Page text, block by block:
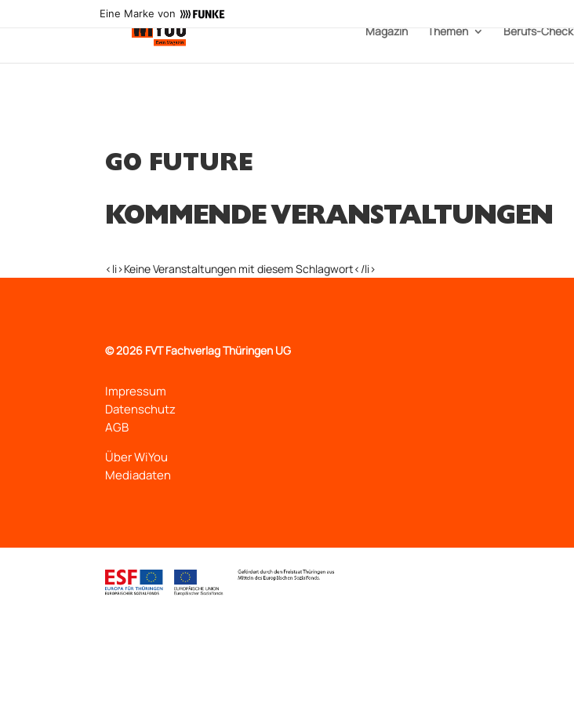
Eine Marke von
Magazin Themen Berufs-Check
GO FUTURE
KOMMENDE VERANSTALTUNGEN
<li>Keine Veranstaltungen mit diesem Schlagwort</li>
©2026 FVT Fachverlag Thüringen UG
Impressum
Datenschutz
AGB
Über WiYou
Mediadaten